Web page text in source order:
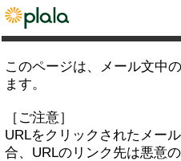
このページは、メール文中
ます。
［ご注意］
URLをクリックされたメー
合、URLのリンク先は悪意